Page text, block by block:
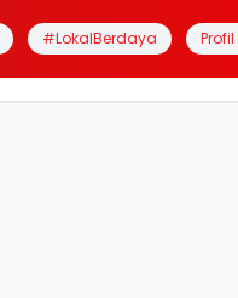
#LokalBerdaya